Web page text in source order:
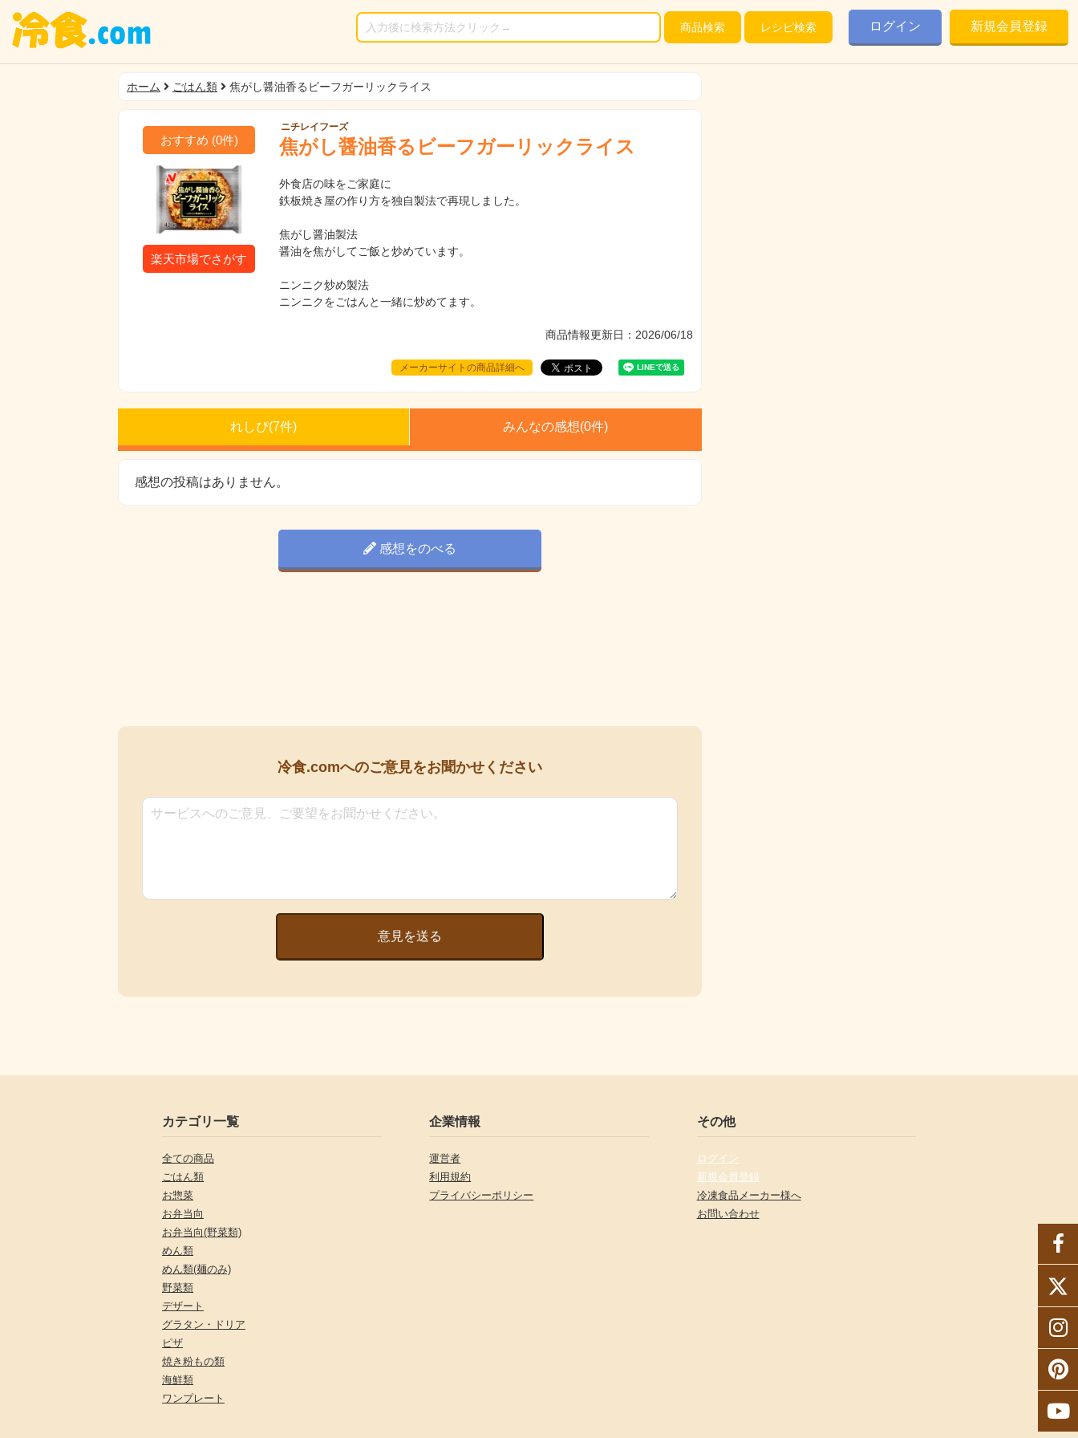
商品検索 レシピ検索 ログイン 新規会員登録
ホーム ごはん類 焦がし醤油香るビーフガーリックライス
おすすめ (0件)
楽天市場でさがす
ニチレイフーズ
焦がし醤油香るビーフガーリックライス
外食店の味をご家庭に
鉄板焼き屋の作り方を独自製法で再現しました。
焦がし醤油製法
醤油を焦がしてご飯と炒めています。
ニンニク炒め製法
ニンニクをごはんと一緒に炒めてます。
商品情報更新日：2026/06/18
メーカーサイトの商品詳細へ
れしぴ(7件) みんなの感想(0件)
感想の投稿はありません。
感想をのべる
冷食.comへのご意見をお聞かせください
意見を送る
カテゴリ一覧
全ての商品
ごはん類
お惣菜
お弁当向
お弁当向(野菜類)
めん類
めん類(麺のみ)
野菜類
デザート
グラタン・ドリア
ピザ
焼き粉もの類
海鮮類
ワンプレート
企業情報
運営者
利用規約
プライバシーポリシー
その他
ログイン
新規会員登録
冷凍食品メーカー様へ
お問い合わせ